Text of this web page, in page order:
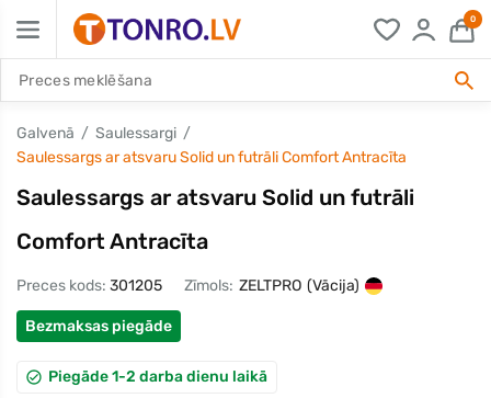
0
Galvenā
Saulessargi
Saulessargs ar atsvaru Solid un futrāli Comfort Antracīta
Saulessargs ar atsvaru Solid un futrāli
Comfort Antracīta
Preces kods: 301205 Zīmols: ZELTPRO (Vācija)
Bezmaksas piegāde
Piegāde 1-2 darba dienu laikā